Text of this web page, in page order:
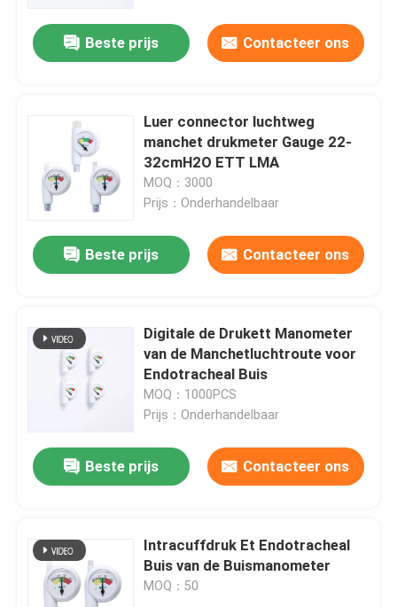
Producten
VR-show
Over ons
Kwaliteitscontrole
Vraag een offerte aan
ET Buisluchtroute
Laryngeal Maskerluchtroute
Beste prijs Contacteer ons
Luer connector luchtweg
manchet drukmeter Gauge 22-
32cmH2O ETT LMA
MOQ：3000
Prijs：Onderhandelbaar
Beste prijs Contacteer ons
Digitale de Drukett Manometer
van de Manchetluchtroute voor
Endotracheal Buis
MOQ：1000PCS
Prijs：Onderhandelbaar
Beste prijs Contacteer ons
Intracuffdruk Et Endotracheal
Buis van de Buismanometer
MOQ：50